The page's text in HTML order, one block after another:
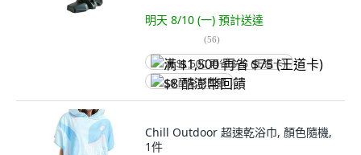
明天 8/10 (一) 預計送達
(56)
满 $1,500 再省 $75 (王道卡)
$8 酷澎幣回饋
Chill Outdoor 超速乾浴巾, 顏色隨機,
1件